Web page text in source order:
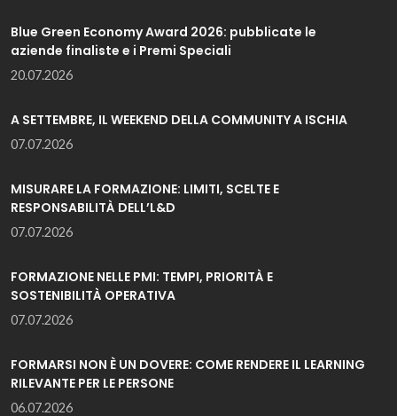
Blue Green Economy Award 2026: pubblicate le
aziende finaliste e i Premi Speciali
20.07.2026
A SETTEMBRE, IL WEEKEND DELLA COMMUNITY A ISCHIA
07.07.2026
MISURARE LA FORMAZIONE: LIMITI, SCELTE E
RESPONSABILITÀ DELL’L&D
07.07.2026
FORMAZIONE NELLE PMI: TEMPI, PRIORITÀ E
SOSTENIBILITÀ OPERATIVA
07.07.2026
FORMARSI NON È UN DOVERE: COME RENDERE IL LEARNING
RILEVANTE PER LE PERSONE
06.07.2026